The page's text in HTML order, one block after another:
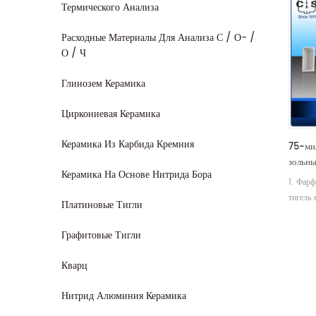
Термического Анализа
Расходные Материалы Для Анализа С / О- /
О / Ч
Глинозем Керамика
Циркониевая Керамика
Керамика Из Карбида Кремния
Керамика На Основе Нитрида Бора
Платиновые Тигли
Графитовые Тигли
Кварц
Нитрид Алюминия Керамика
75-
1.
тигель